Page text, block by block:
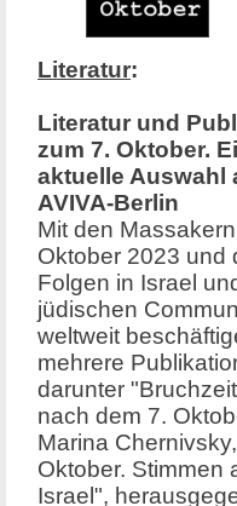
Literatur:
Literatur und
zum 7. Oktober.
aktuelle Auswahl
AVIVA-Berlin
Mit den
Oktober 2023 und
Folgen in Israel
jüdischen
weltweit
mehrere
darunter
nach dem 7.
Marina
Oktober. Stimmen
Israel",